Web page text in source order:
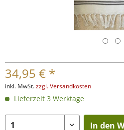
34,95 € *
inkl. MwSt.zzgl. Versandkosten
Lieferzeit 3 Werktage
In den